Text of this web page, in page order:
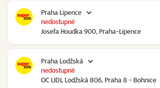
Praha Lipence
Josefa Houdka 900, Praha-Lipence
nedostupné
Praha Lodžská
OC LIDL Lodžská 806, Praha 8 - Bohnice
nedostupné